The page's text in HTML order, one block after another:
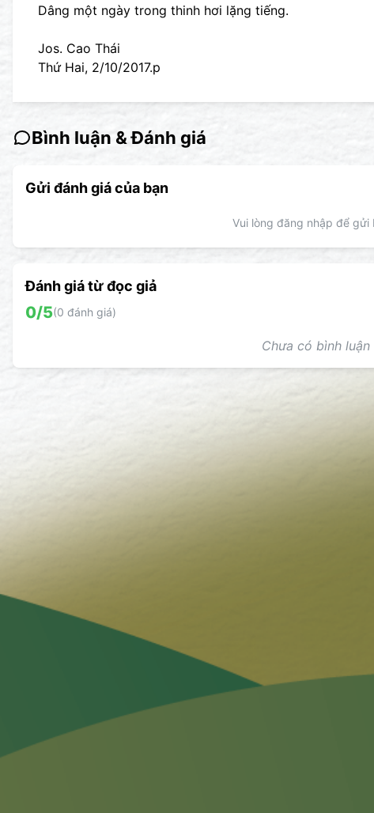
Dâng một ngày trong thinh hơi lặng tiếng.
Jos. Cao Thái
Thứ Hai, 2/10/2017.p
Bình luận & Đánh giá
Gửi đánh giá của bạn
Vui lòng đăng nhập để gửi
Đánh giá từ đọc giả
0/5(0 đánh giá)
Chưa có bình